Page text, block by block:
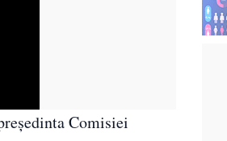
Comisiei